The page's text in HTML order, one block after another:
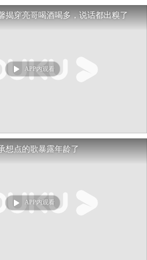
揭穿亮哥喝酒喝多，说话都出糗了
APP内观看
想点的歌暴露年龄了
APP内观看